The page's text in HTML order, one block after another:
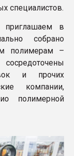
специалистов.
в
собрано
полимерам –
и прочих
компании,
полимерной